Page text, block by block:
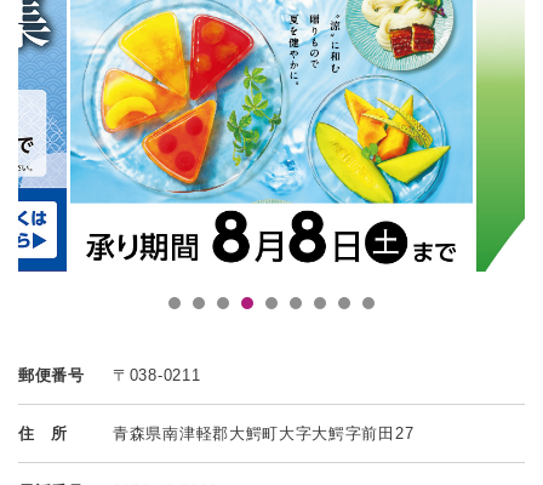
郵便番号 〒038-0211
住 所 青森県南津軽郡大鰐町大字大鰐字前田27